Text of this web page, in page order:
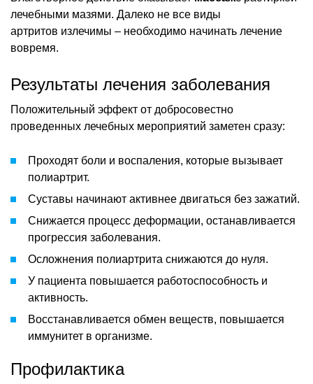
лечебными мазями. Далеко не все виды
артритов излечимы – необходимо начинать лечение
вовремя.
Результаты лечения заболевания
Положительный эффект от добросовестно
проведенных лечебных мероприятий заметен сразу:
Проходят боли и воспаления, которые вызывает
полиартрит.
Суставы начинают активнее двигаться без зажатий.
Снижается процесс деформации, останавливается
прогрессия заболевания.
Осложнения полиартрита снижаются до нуля.
У пациента повышается работоспособность и
активность.
Восстанавливается обмен веществ, повышается
иммунитет в организме.
Профилактика